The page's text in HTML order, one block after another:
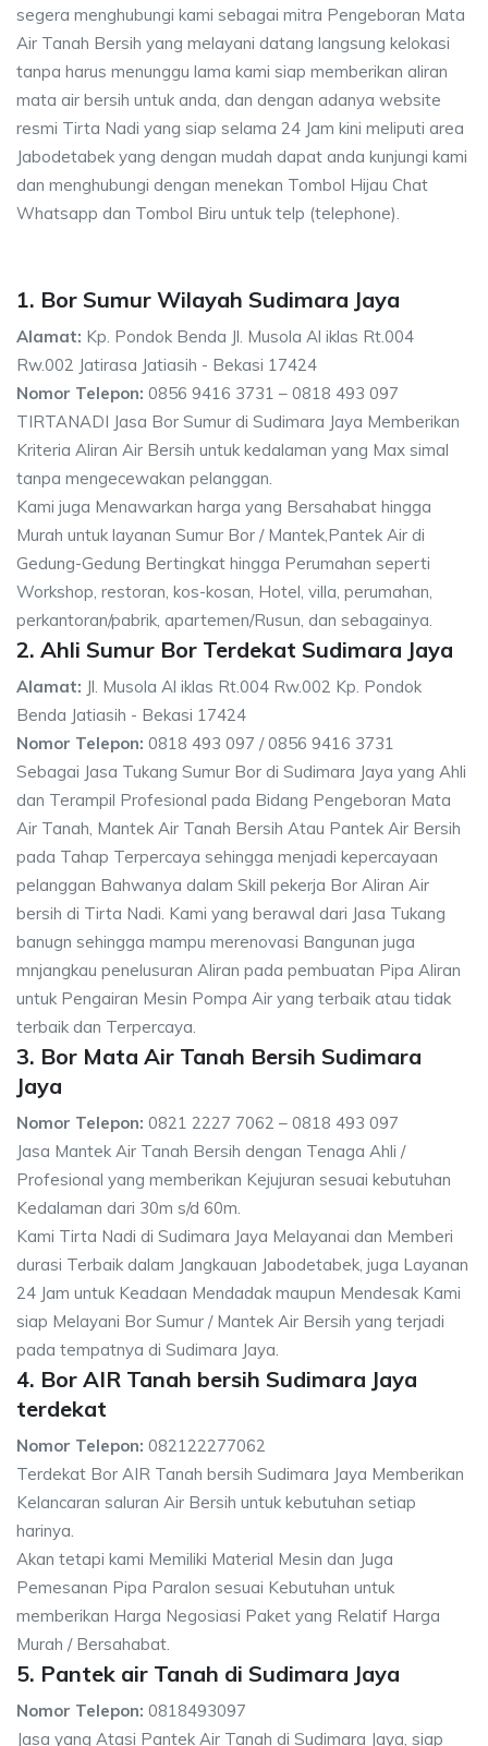
segera menghubungi kami sebagai mitra Pengeboran Mata
Air Tanah Bersih yang melayani datang langsung kelokasi
tanpa harus menunggu lama kami siap memberikan aliran
mata air bersih untuk anda, dan dengan adanya website
resmi Tirta Nadi yang siap selama 24 Jam kini meliputi area
Jabodetabek yang dengan mudah dapat anda kunjungi kami
dan menghubungi dengan menekan Tombol Hijau Chat
Whatsapp dan Tombol Biru untuk telp (telephone).
1. Bor Sumur Wilayah Sudimara Jaya
Alamat: Kp. Pondok Benda Jl. Musola Al iklas Rt.004
Rw.002 Jatirasa Jatiasih - Bekasi 17424
Nomor Telepon: 0856 9416 3731 – 0818 493 097
TIRTANADI Jasa Bor Sumur di Sudimara Jaya Memberikan
Kriteria Aliran Air Bersih untuk kedalaman yang Max simal
tanpa mengecewakan pelanggan.
Kami juga Menawarkan harga yang Bersahabat hingga
Murah untuk layanan Sumur Bor / Mantek,Pantek Air di
Gedung-Gedung Bertingkat hingga Perumahan seperti
Workshop, restoran, kos-kosan, Hotel, villa, perumahan,
perkantoran/pabrik, apartemen/Rusun, dan sebagainya.
2. Ahli Sumur Bor Terdekat Sudimara Jaya
Alamat: Jl. Musola Al iklas Rt.004 Rw.002 Kp. Pondok
Benda Jatiasih - Bekasi 17424
Nomor Telepon: 0818 493 097 / 0856 9416 3731
Sebagai Jasa Tukang Sumur Bor di Sudimara Jaya yang Ahli
dan Terampil Profesional pada Bidang Pengeboran Mata
Air Tanah, Mantek Air Tanah Bersih Atau Pantek Air Bersih
pada Tahap Terpercaya sehingga menjadi kepercayaan
pelanggan Bahwanya dalam Skill pekerja Bor Aliran Air
bersih di Tirta Nadi. Kami yang berawal dari Jasa Tukang
banugn sehingga mampu merenovasi Bangunan juga
mnjangkau penelusuran Aliran pada pembuatan Pipa Aliran
untuk Pengairan Mesin Pompa Air yang terbaik atau tidak
terbaik dan Terpercaya.
3. Bor Mata Air Tanah Bersih Sudimara
Jaya
Nomor Telepon: 0821 2227 7062 – 0818 493 097
Jasa Mantek Air Tanah Bersih dengan Tenaga Ahli /
Profesional yang memberikan Kejujuran sesuai kebutuhan
Kedalaman dari 30m s/d 60m.
Kami Tirta Nadi di Sudimara Jaya Melayanai dan Memberi
durasi Terbaik dalam Jangkauan Jabodetabek, juga Layanan
24 Jam untuk Keadaan Mendadak maupun Mendesak Kami
siap Melayani Bor Sumur / Mantek Air Bersih yang terjadi
pada tempatnya di Sudimara Jaya.
4. Bor AIR Tanah bersih Sudimara Jaya
terdekat
Nomor Telepon: 082122277062
Terdekat Bor AIR Tanah bersih Sudimara Jaya Memberikan
Kelancaran saluran Air Bersih untuk kebutuhan setiap
harinya.
Akan tetapi kami Memiliki Material Mesin dan Juga
Pemesanan Pipa Paralon sesuai Kebutuhan untuk
memberikan Harga Negosiasi Paket yang Relatif Harga
Murah / Bersahabat.
5. Pantek air Tanah di Sudimara Jaya
Nomor Telepon: 0818493097
Jasa yang Atasi Pantek Air Tanah di Sudimara Jaya, siap